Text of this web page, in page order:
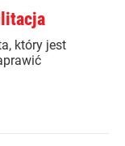
który jest